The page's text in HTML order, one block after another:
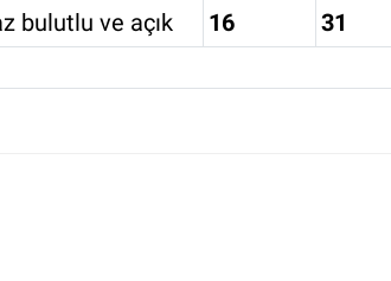
bulutlu ve açık 16 31